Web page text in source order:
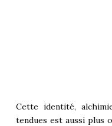
Cette identité,
tendues est aussi plus